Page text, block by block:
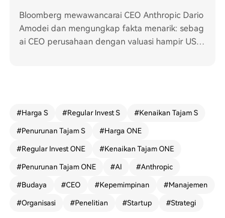
Bloomberg mewawancarai CEO Anthropic Dario
Amodei dan mengungkap fakta menarik: sebag
ai CEO perusahaan dengan valuasi hampir US$
i operasi sehari-hari. Struktur kepemimpinan ini s
banyak CEO justru memperlebar rentang kendal
i mereka. Dario, berlatar belakang peneliti dan b
ar dapat fokus pada tugas "zoom out": arah stra
tegis, penilaian penelitian, budaya organisasi, da
n pemikiran tentang dampak AI bagi peradaban
#Harga S #Regular Invest S #Kenaikan Tajam S
#Penurunan Tajam S #Harga ONE
#Regular Invest ONE #Kenaikan Tajam ONE
#Penurunan Tajam ONE #AI #Anthropic
#Budaya #CEO #Kepemimpinan #Manajemen
#Organisasi #Penelitian #Startup #Strategi